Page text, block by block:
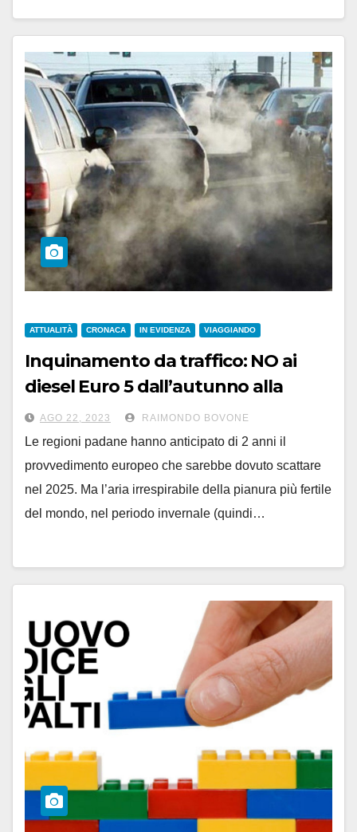
ATTUALITÀ CRONACA IN EVIDENZA VIAGGIANDO
Inquinamento da traffico: NO ai
diesel Euro 5 dall’autunno alla
primavera in orario diurno
AGO 22, 2023 RAIMONDO BOVONE
Le regioni padane hanno anticipato di 2 anni il
provvedimento europeo che sarebbe dovuto scattare
nel 2025. Ma l’aria irrespirabile della pianura più fertile
del mondo, nel periodo invernale (quindi…